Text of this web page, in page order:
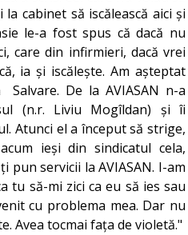
cabinet să iscălească aici și
le-a fost spus că dacă nu
care din infirmieri, dacă vrei
ia și iscălește. Am așteptat
De la AVIASAN n-a
(n.r. Liviu Mogîldan) și îi
Atunci el a început să strige,
ieși din sindicatul cela,
pun servicii la AVIASAN. I-am
tu să-mi zici ca eu să ies sau
cu problema mea. Dar nu
Avea tocmai fața de violetă."